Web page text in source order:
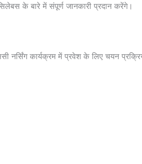
के बारे में संपूर्ण जानकारी प्रदान करेंगे।
नर्सिंग कार्यक्रम में प्रवेश के लिए चयन